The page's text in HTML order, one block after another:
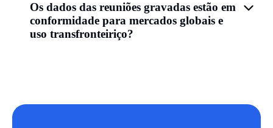
Os dados das reuniões gravadas estão em
conformidade para mercados globais e
uso transfronteiriço?